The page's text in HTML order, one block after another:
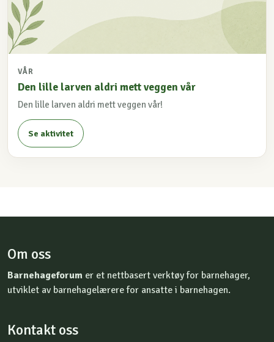
VÅR
Den lille larven aldri mett veggen vår
Den lille larven aldri mett veggen vår!
Se aktivitet
Om oss
Barnehageforum er et nettbasert verktøy for barnehager,
utviklet av barnehagelærere for ansatte i barnehagen.
Kontakt oss